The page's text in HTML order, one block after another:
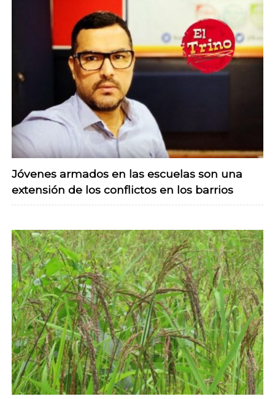
Jóvenes armados en las escuelas son una
extensión de los conflictos en los barrios